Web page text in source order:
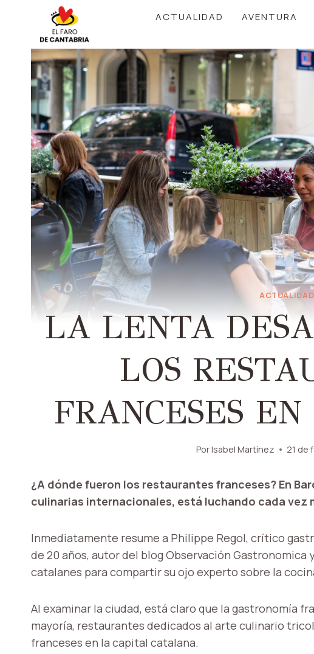
contenido
ACTUALIDAD AVENTURA
ACTUALIDAD
LA LENTA
LOS
FRANCESES
PorIsabel Martínez 21 de
¿A dónde fueron los restaurantes franceses? En
culinarias internacionales, está luchando cada vez
Inmediatamente resume a Philippe Regol, crítico
de 20 años, autor del blog Observación
catalanes para compartir su ojo experto sobre la
Al examinar la ciudad, está claro que la gastronomía
mayoría, restaurantes dedicados al arte culinario
franceses en la capital catalana.